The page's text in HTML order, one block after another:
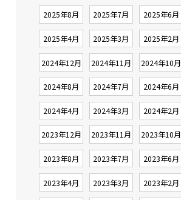
2025年8月 2025年7月 2025年6月
2025年4月 2025年3月 2025年2月
2024年12月 2024年11月 2024年10月
2024年8月 2024年7月 2024年6月
2024年4月 2024年3月 2024年2月
2023年12月 2023年11月 2023年10月
2023年8月 2023年7月 2023年6月
2023年4月 2023年3月 2023年2月